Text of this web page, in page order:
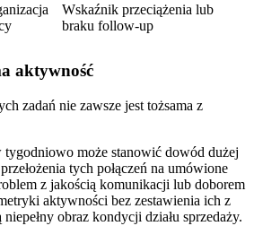
Wskaźnik przeciążenia lub
braku follow-up
aktywność
zadań nie zawsze jest tożsama z
może stanowić dowód dużej
tych połączeń na umówione
z jakością komunikacji lub doborem
aktywności bez zestawienia ich z
obraz kondycji działu sprzedaży.